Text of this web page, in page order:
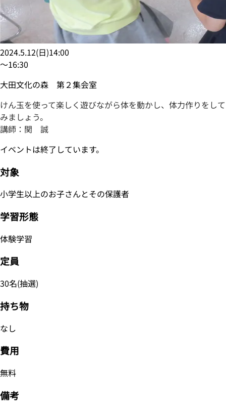
2024.5.12(日)14:00
〜16:30
大田文化の森 第２集会室
けん玉を使って楽しく遊びながら体を動かし、体力作りをして
みましょう。
講師：関 誠
イベントは終了しています。
対象
小学生以上のお子さんとその保護者
学習形態
体験学習
定員
30名(抽選)
持ち物
なし
費用
無料
備考